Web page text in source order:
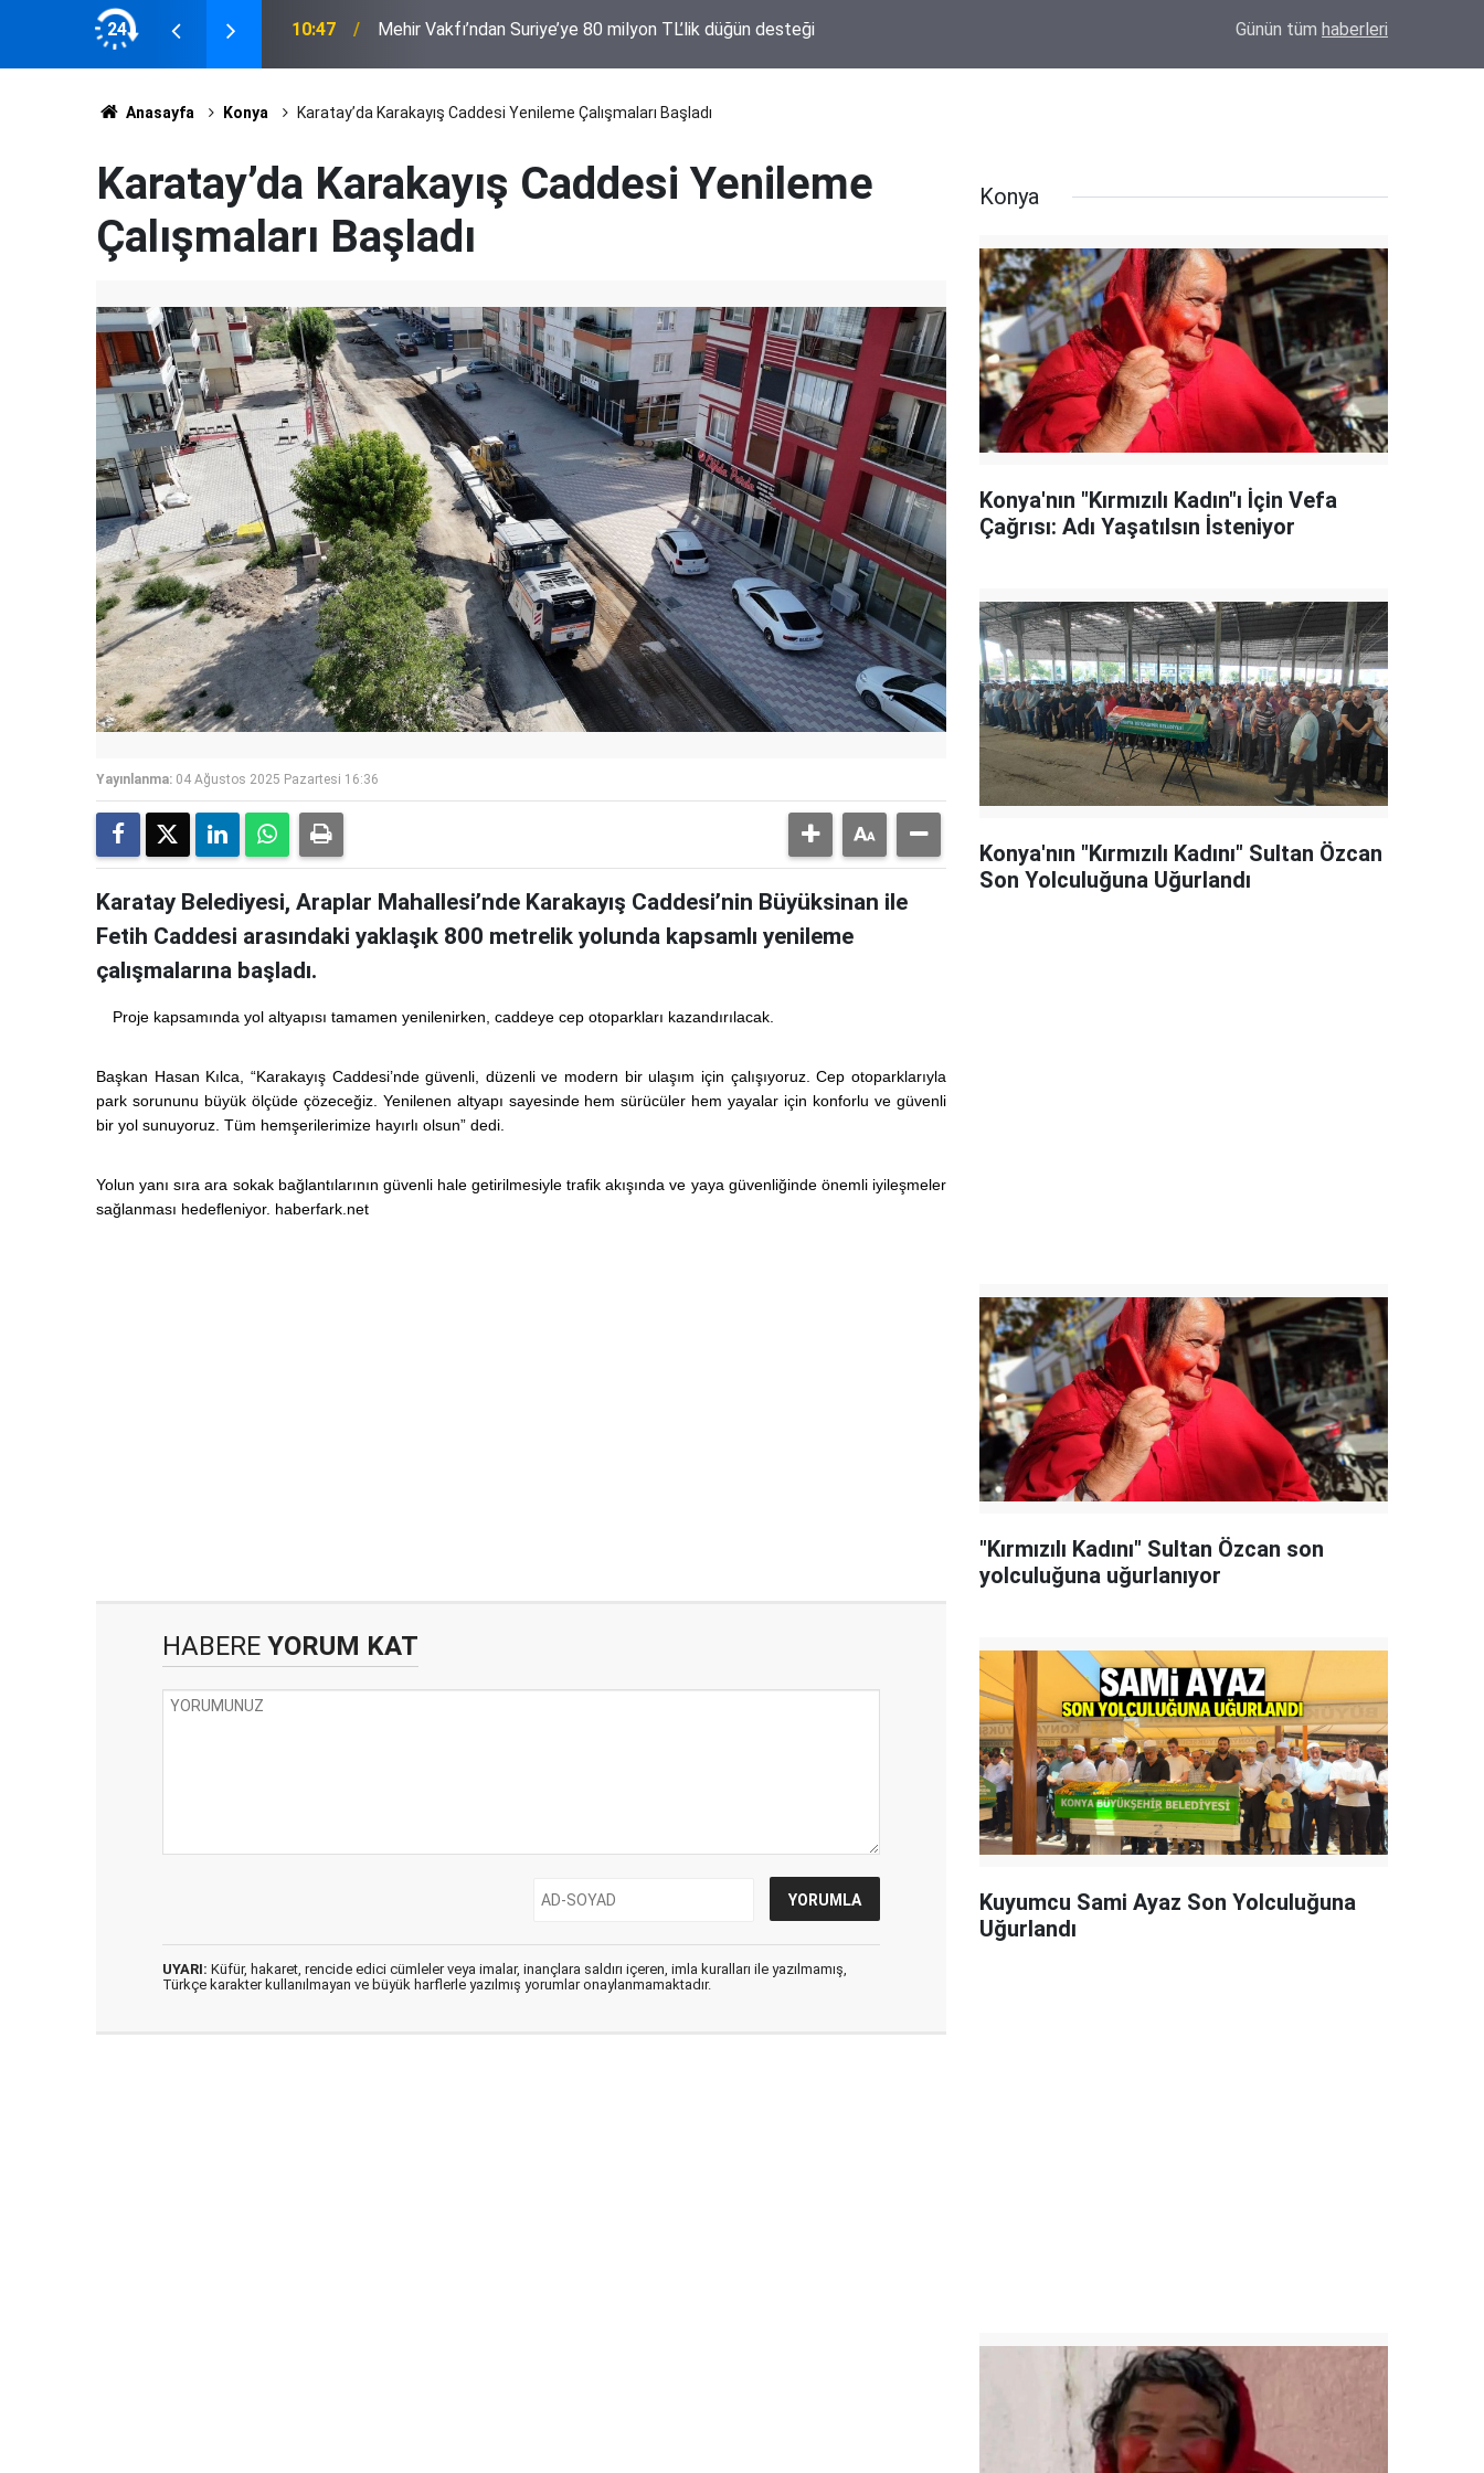
24 10:47 Mehir Vakfı’ndan Suriye’ye 80 milyon TL’lik düğün desteği Uzmanlardan Kumar Bağımlılığı Uyarısı:
Günün tüm haberleri
Anasayfa Konya Karatay’da Karakayış Caddesi Yenileme Çalışmaları Başladı
Karatay’da Karakayış Caddesi Yenileme
Çalışmaları Başladı
Yayınlanma: 04 Ağustos 2025 Pazartesi 16:36
Karatay Belediyesi, Araplar Mahallesi’nde Karakayış Caddesi’nin Büyüksinan ile
Fetih Caddesi arasındaki yaklaşık 800 metrelik yolunda kapsamlı yenileme
çalışmalarına başladı.
Proje kapsamında yol altyapısı tamamen yenilenirken, caddeye cep otoparkları kazandırılacak.
Başkan Hasan Kılca, “Karakayış Caddesi’nde güvenli, düzenli ve modern bir ulaşım için çalışıyoruz. Cep otoparklarıyla
park sorununu büyük ölçüde çözeceğiz. Yenilenen altyapı sayesinde hem sürücüler hem yayalar için konforlu ve güvenli
bir yol sunuyoruz. Tüm hemşerilerimize hayırlı olsun” dedi.
Yolun yanı sıra ara sokak bağlantılarının güvenli hale getirilmesiyle trafik akışında ve yaya güvenliğinde önemli iyileşmeler
sağlanması hedefleniyor. haberfark.net
HABERE YORUM KAT
UYARI: Küfür, hakaret, rencide edici cümleler veya imalar, inançlara saldırı içeren, imla kuralları ile yazılmamış,
Türkçe karakter kullanılmayan ve büyük harflerle yazılmış yorumlar onaylanmamaktadır.
Konya
Konya'nın "Kırmızılı Kadın"ı İçin Vefa
Çağrısı: Adı Yaşatılsın İsteniyor
Konya'nın "Kırmızılı Kadını" Sultan Özcan
Son Yolculuğuna Uğurlandı
"Kırmızılı Kadını" Sultan Özcan son
yolculuğuna uğurlanıyor
Kuyumcu Sami Ayaz Son Yolculuğuna
Uğurlandı